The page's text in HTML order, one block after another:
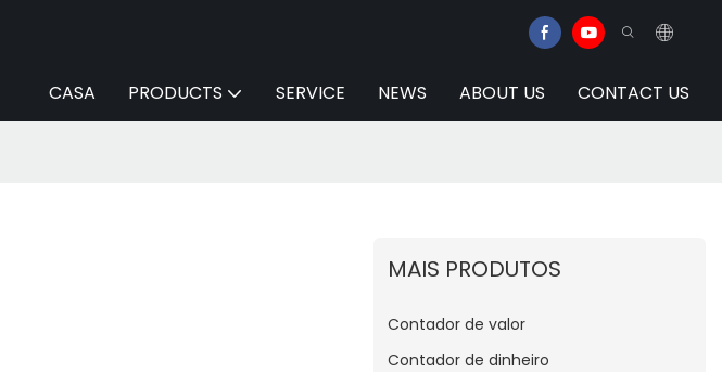
CASA PRODUCTS SERVICE NEWS ABOUT US CONTACT US
MAIS PRODUTOS
Contador de valor
Contador de dinheiro